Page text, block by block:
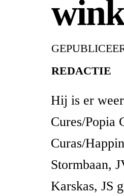
REDACTIE
Hij is er
Cures/Popia
Curas/
Stormbaan,
Karskas, JS